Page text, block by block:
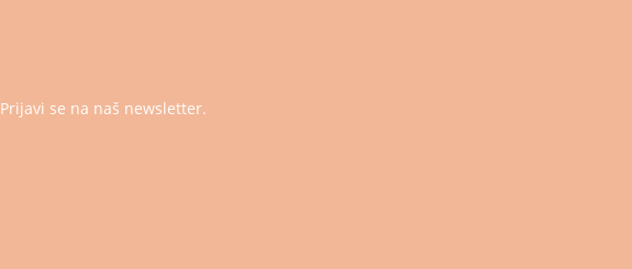
Prijavi se na naš newsletter.